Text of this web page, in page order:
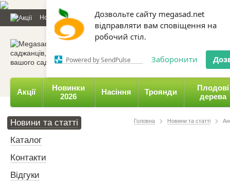
Дозвольте сайту megasad.net
відправляти вам сповіщення на
робочий стіл.
Powered by SendPulse Заборонити
Новини та статті Каталог Контакти Відгуки Даруємо
0 800 332-015,
Акції
Новинки
2026
Насіння Троянди
Плодові
дерева
Головна Новини та статті
Новини та статті
Каталог
Контакти
Відгуки